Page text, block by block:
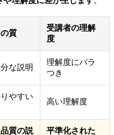
質
受講者の理解
度
な説明
理解度にバラ
つき
やすい
高い理解度
質の説
平準化された